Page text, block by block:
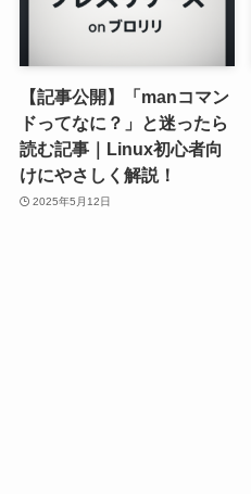
【記事公開】「manコマン
ドってなに？」と迷ったら
読む記事｜Linux初心者向
けにやさしく解説！
2025年5月12日